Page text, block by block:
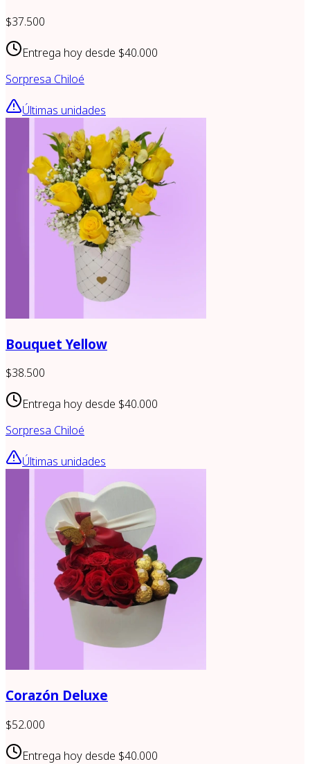
$37.500
Entrega hoy desde $40.000
Sorpresa Chiloé
Últimas unidades
Bouquet Yellow
$38.500
Entrega hoy desde $40.000
Sorpresa Chiloé
Últimas unidades
Corazón Deluxe
$52.000
Entrega hoy desde $40.000